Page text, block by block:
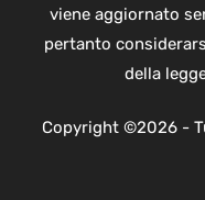
viene aggiornato
pertanto
della
Copyright ©2026 -